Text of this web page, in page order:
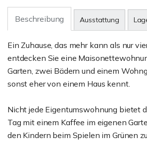
Beschreibung Ausstattung
Ein Zuhause, das mehr kann als nur
entdecken Sie eine
Garten, zwei Bädern und einem
sonst eher von einem Haus kennt.
Nicht jede Eigentumswohnung bietet
Tag mit einem Kaffee im eigenen
den Kindern beim Spielen im Grünen